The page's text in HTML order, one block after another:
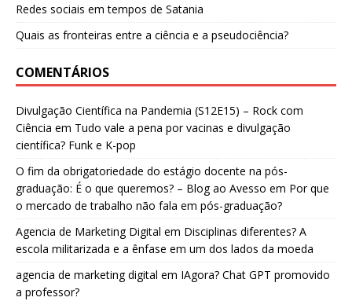
Redes sociais em tempos de Satania
Quais as fronteiras entre a ciência e a pseudociência?
COMENTÁRIOS
Divulgação Científica na Pandemia (S12E15) – Rock com
Ciência em Tudo vale a pena por vacinas e divulgação
científica? Funk e K-pop
O fim da obrigatoriedade do estágio docente na pós-
graduação: É o que queremos? – Blog ao Avesso em Por que
o mercado de trabalho não fala em pós-graduação?
Agencia de Marketing Digital em Disciplinas diferentes? A
escola militarizada e a ênfase em um dos lados da moeda
agencia de marketing digital em IAgora? Chat GPT promovido
a professor?